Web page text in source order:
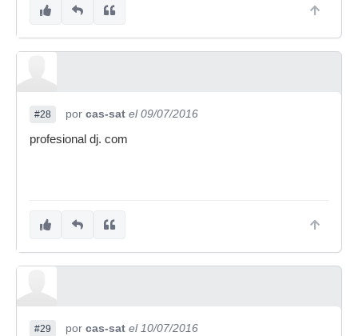
#28 por cas-sat el 09/07/2016
profesional dj. com
#29 por cas-sat el 10/07/2016